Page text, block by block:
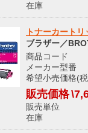
在庫
トナーカート
ブラザー／
商品コー
メーカー型
希望小売価格(
販売価格
販売単
在庫